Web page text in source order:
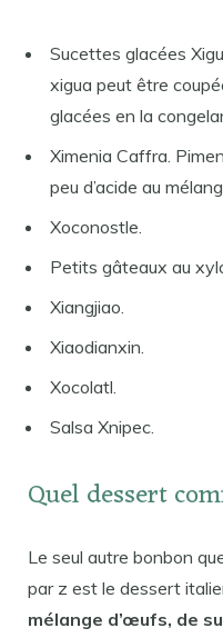
Sucettes glacées
xigua peut être
glacées en la
Ximenia Caffra.
peu d’acide au
Xoconostle.
Petits gâteaux au
Xiangjiao.
Xiaodianxin.
Xocolatl.
Salsa Xnipec.
Quel dessert
Le seul autre bonbon
par z est le dessert
mélange d’œufs, de